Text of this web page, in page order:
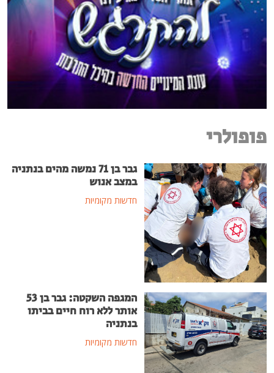
פופולרי
גבר בן 71 נמשה מהים בנתניה
במצב אנוש
חדשות מקומיות
המגפה השקטה: גבר בן 53
אותר ללא רוח חיים בביתו
בנתניה
חדשות מקומיות